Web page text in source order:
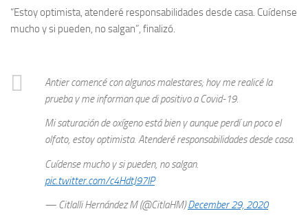
“Estoy optimista, atenderé responsabilidades desde casa. Cuídense
mucho y si pueden, no salgan”, finalizó.
Antier comencé con algunos malestares; hoy me realicé la
prueba y me informan que di positivo a Covid-19.
Mi saturación de oxígeno está bien y aunque perdí un poco el
olfato, estoy optimista. Atenderé responsabilidades desde casa.
Cuídense mucho y si pueden, no salgan.
pic.twitter.com/c4HdtJ97IP
— Citlalli Hernández M (@CitlaHM)December 29, 2020